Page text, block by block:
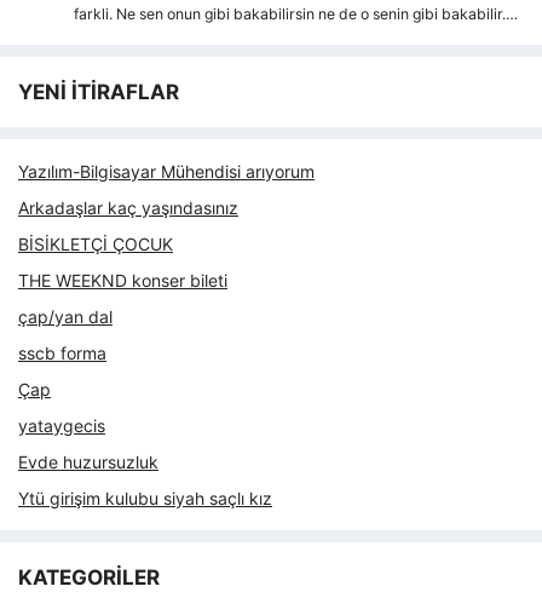
farkli. Ne sen onun gibi bakabilirsin ne de o senin gibi bakabilir.…
YENİ İTİRAFLAR
Yazılım-Bilgisayar Mühendisi arıyorum
Arkadaşlar kaç yaşındasınız
BİSİKLETÇİ ÇOCUK
THE WEEKND konser bileti
çap/yan dal
sscb forma
Çap
yataygecis
Evde huzursuzluk
Ytü girişim kulubu siyah saçlı kız
KATEGORİLER